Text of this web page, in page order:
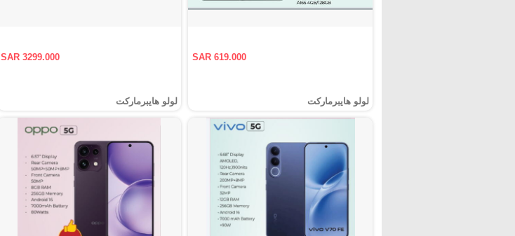
SAR 619.000
لولو هايبرماركت
SAR 3299.000
لولو هايبرماركت